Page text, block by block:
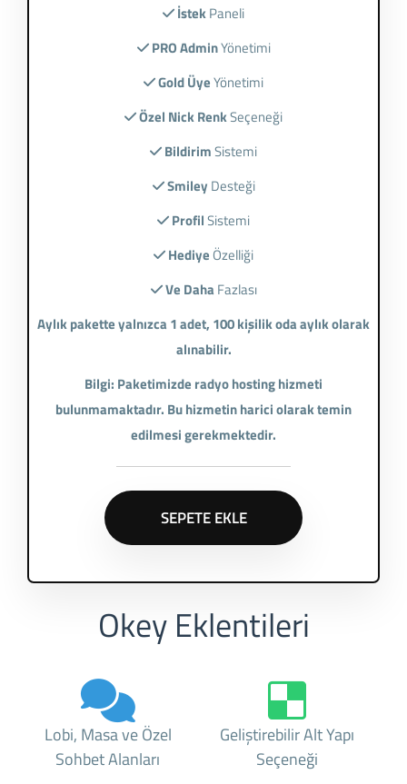
İstekPaneli
PRO AdminYönetimi
Gold ÜyeYönetimi
Özel Nick RenkSeçeneği
BildirimSistemi
Smiley Desteği
ProfilSistemi
Hediye Özelliği
Ve Daha Fazlası
Aylık pakette yalnızca 1 adet, 100 kişilik oda aylık olarak
alınabilir.
Bilgi: Paketimizde radyo hosting hizmeti
bulunmamaktadır. Bu hizmetin harici olarak temin
edilmesi gerekmektedir.
SEPETE EKLE
Okey Eklentileri
Lobi, Masa ve Özel
Sohbet Alanları
Geliştirebilir Alt Yapı
Seçeneği